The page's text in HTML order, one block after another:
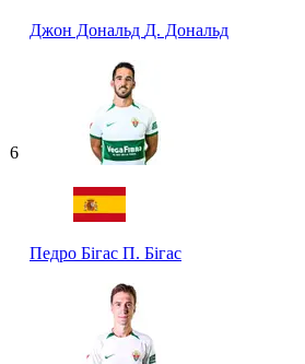
Джон Дональд Д. Дональд
6
Педро Бігас П. Бігас